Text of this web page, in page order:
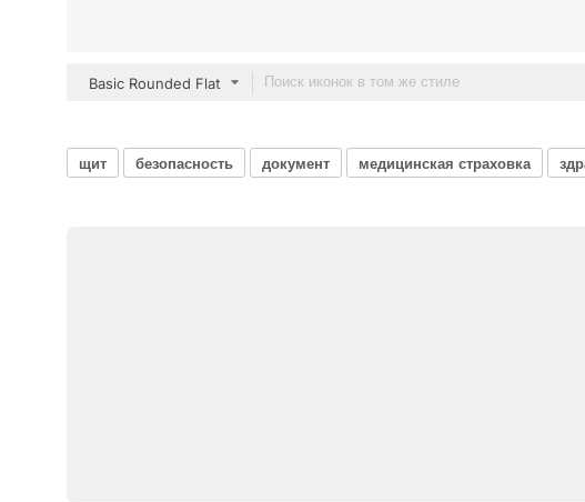
Basic Rounded Flat
щит безопасность документ медицинская страховка